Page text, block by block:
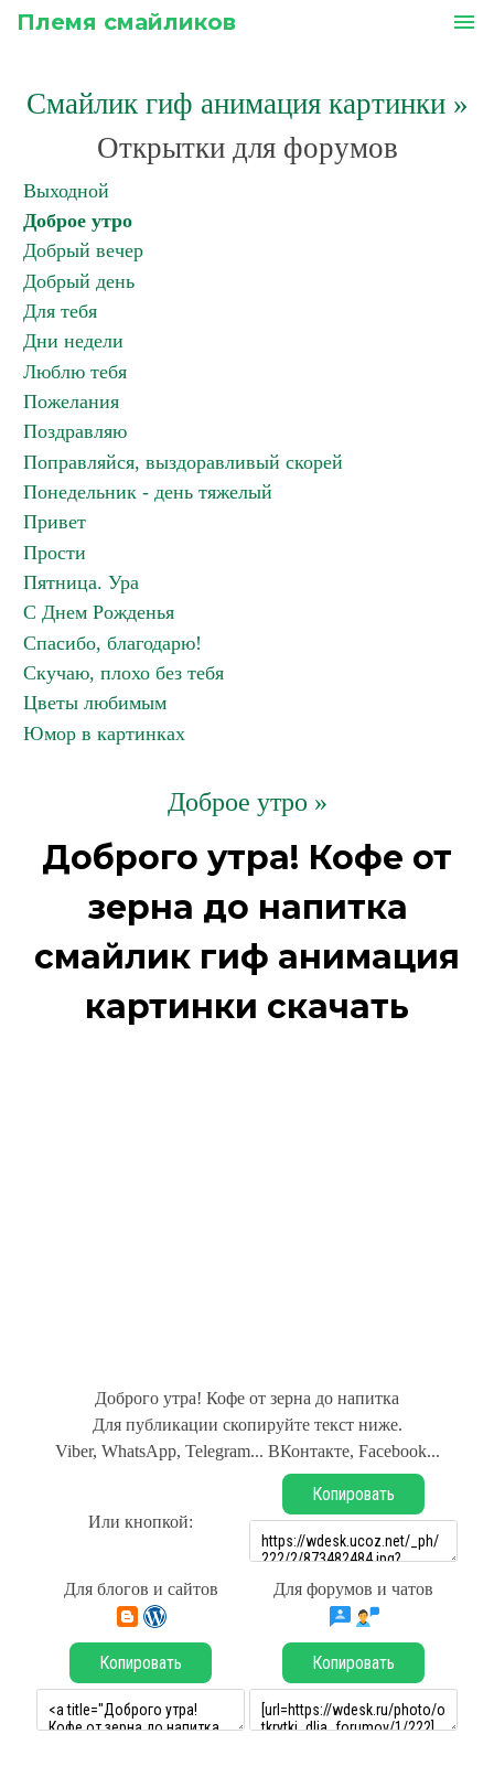
Племя смайликов menu
Смайлик гиф анимация картинки»
Открытки для форумов
Выходной
Доброе утро
Добрый вечер
Добрый день
Для тебя
Дни недели
Люблю тебя
Пожелания
Поздравляю
Поправляйся, выздоравливый скорей
Понедельник - день тяжелый
Привет
Прости
Пятница. Ура
С Днем Рожденья
Спасибо, благодарю!
Скучаю, плохо без тебя
Цветы любимым
Юмор в картинках
Доброе утро »
Доброго утра! Кофе от
зерна до напитка
смайлик гиф анимация
картинки скачать
Доброго утра! Кофе от зерна до напитка
Для публикации скопируйте текст ниже.
Viber, WhatsApp, Telegram... ВКонтакте, Facebook...
Или кнопкой:
Копировать
Для блогов и сайтов Для форумов и чатов
Копировать Копировать